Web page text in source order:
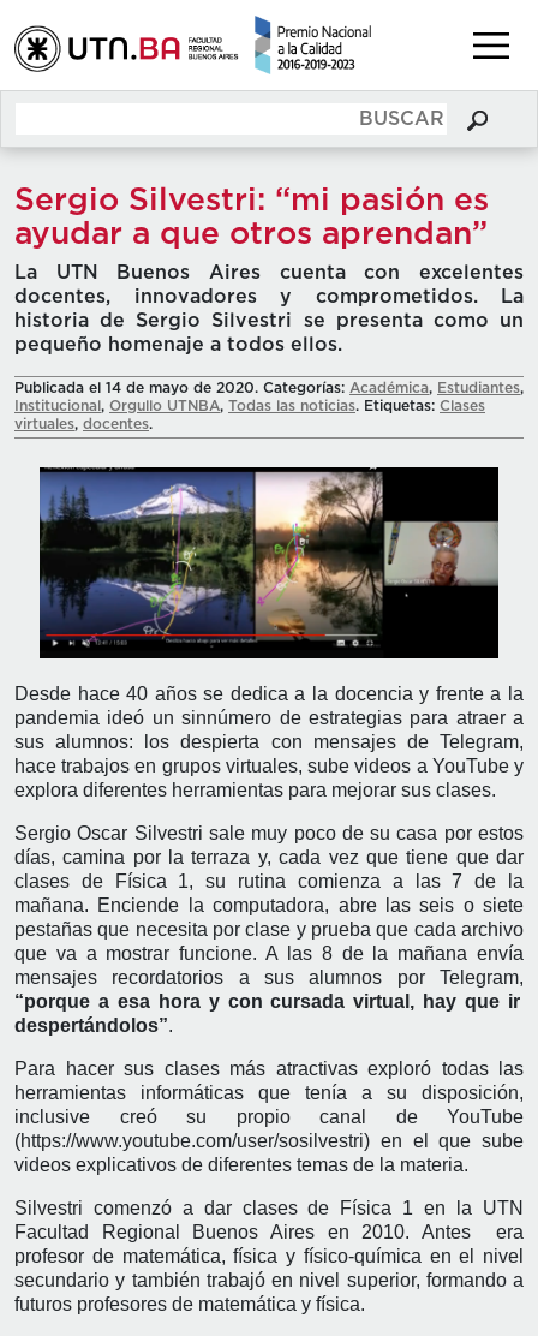
Sergio Silvestri: “mi pasión es
ayudar a que otros aprendan”
La UTN Buenos Aires cuenta con excelentes
docentes, innovadores y comprometidos. La
historia de Sergio Silvestri se presenta como un
pequeño homenaje a todos ellos.
Publicada el 14 de mayo de 2020. Categorías: Académica, Estudiantes,
Institucional , Orgullo UTNBA, Todas las noticias. Etiquetas: Clases
virtuales, docentes.
Desde hace 40 años se dedica a la docencia y frente a la
pandemia ideó un sinnúmero de estrategias para atraer a
sus alumnos: los despierta con mensajes de Telegram,
hace trabajos en grupos virtuales, sube videos a YouTube y
explora diferentes herramientas para mejorar sus clases.
Sergio Oscar Silvestri sale muy poco de su casa por estos
días, camina por la terraza y, cada vez que tiene que dar
clases de Física 1, su rutina comienza a las 7 de la
mañana. Enciende la computadora, abre las seis o siete
pestañas que necesita por clase y prueba que cada archivo
que va a mostrar funcione. A las 8 de la mañana envía
mensajes recordatorios a sus alumnos por Telegram,
“porque a esa hora y con cursada virtual, hay que ir
despertándolos”.
Para hacer sus clases más atractivas exploró todas las
herramientas informáticas que tenía a su disposición,
inclusive creó su propio canal de YouTube
(https://www.youtube.com/user/sosilvestri) en el que sube
videos explicativos de diferentes temas de la materia.
Silvestri comenzó a dar clases de Física 1 en la UTN
Facultad Regional Buenos Aires en 2010. Antes era
profesor de matemática, física y físico-química en el nivel
secundario y también trabajó en nivel superior, formando a
futuros profesores de matemática y física.